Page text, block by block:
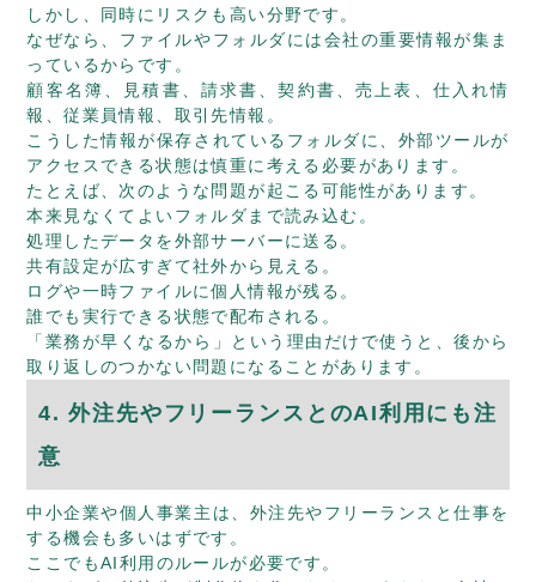
しかし、同時にリスクも高い分野です。
なぜなら、ファイルやフォルダには会社の重要情報が集ま
っているからです。
顧客名簿、見積書、請求書、契約書、売上表、仕入れ情
報、従業員情報、取引先情報。
こうした情報が保存されているフォルダに、外部ツールが
アクセスできる状態は慎重に考える必要があります。
たとえば、次のような問題が起こる可能性があります。
本来見なくてよいフォルダまで読み込む。
処理したデータを外部サーバーに送る。
共有設定が広すぎて社外から見える。
ログや一時ファイルに個人情報が残る。
誰でも実行できる状態で配布される。
「業務が早くなるから」という理由だけで使うと、後から
取り返しのつかない問題になることがあります。
4. 外注先やフリーランスとのAI利用にも注
意
中小企業や個人事業主は、外注先やフリーランスと仕事を
する機会も多いはずです。
ここでもAI利用のルールが必要です。